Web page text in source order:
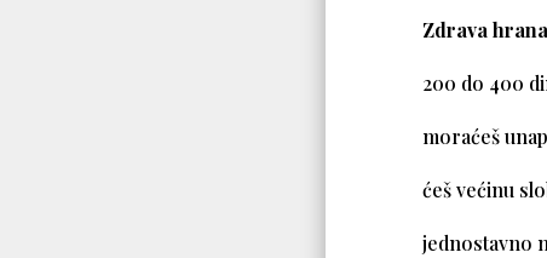
Zdrava
200 do 400
moraćeš
ćeš većinu
jednostavno